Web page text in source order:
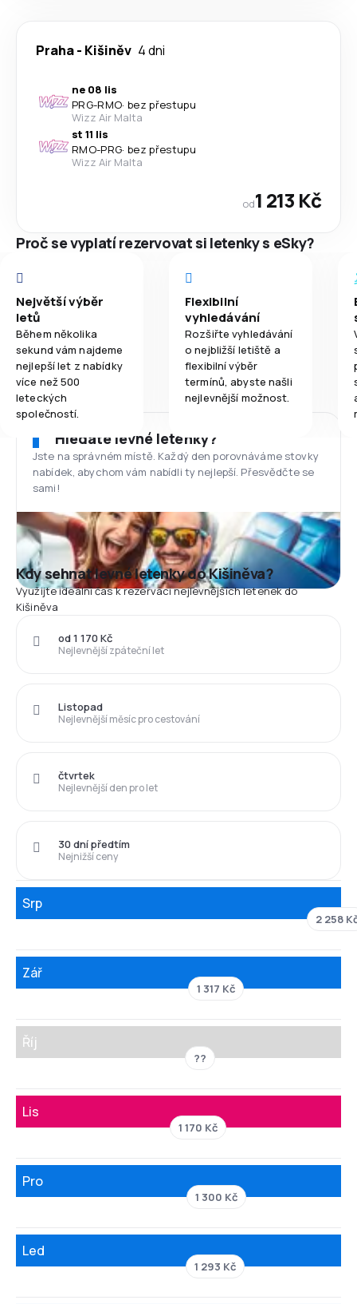
Praha- Kišiněv 4 dni
ne 08 lis
PRG-RMO· bez přestupu
Wizz Air Malta
st 11 lis
RMO-PRG· bez přestupu
Wizz Air Malta
od1 213 Kč
Proč se vyplatí rezervovat si letenky s eSky?
Největší výběr
letů
Během několika
sekund vám najdeme
nejlepší let z nabídky
více než 500
leteckých
společností.
Flexibilní
vyhledávání
Rozšiřte vyhledávání
o nejbližší letiště a
flexibilní výběr
termínů, abyste našli
nejlevnější možnost.
Hledáte levné letenky?
Jste na správném místě. Každý den porovnáváme stovky
nabídek, abychom vám nabídli ty nejlepší. Přesvědčte se
sami!
Kdy sehnat levné letenky do Kišiněva?
Využijte ideální čas k rezervaci nejlevnějších letenek do
Kišiněva
Nejlevnější zpáteční let
od 1 170 Kč
Nejlevnější měsíc pro cestování
Listopad
Nejlevnější den pro let
čtvrtek
Nejnižší ceny
30 dní předtím
Srp
2 258
Zář
1 317 Kč
Říj
??
Lis
1 170 Kč
Pro
1 300 Kč
Led
1 293 Kč